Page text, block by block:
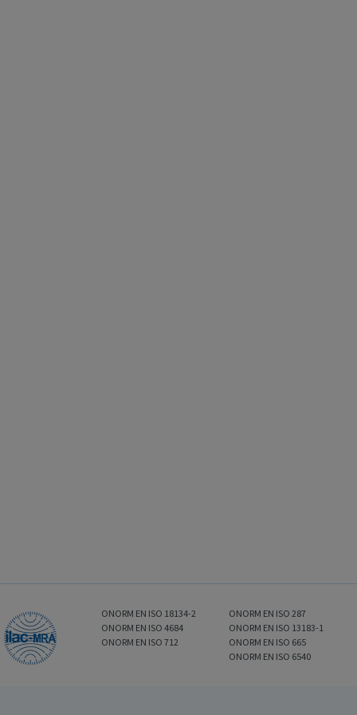
ONORM EN ISO 18134-2
ONORM EN ISO 4684
ONORM EN ISO 712
ONORM EN ISO 287
ONORM EN ISO 13183-1
ONORM EN ISO 665
ONORM EN ISO 6540